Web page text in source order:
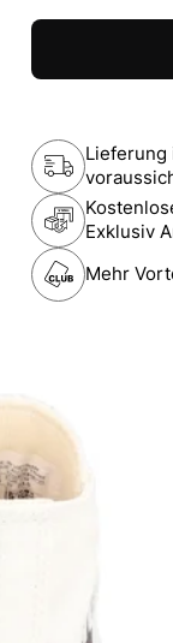
Lieferung
Exklusiv
Mehr